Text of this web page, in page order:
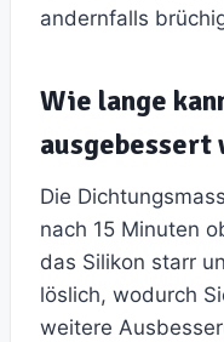
andernfalls
Wie lange
ausgebessert
Die
nach 15 Minuten
das Silikon starr
löslich, wodurch
weitere